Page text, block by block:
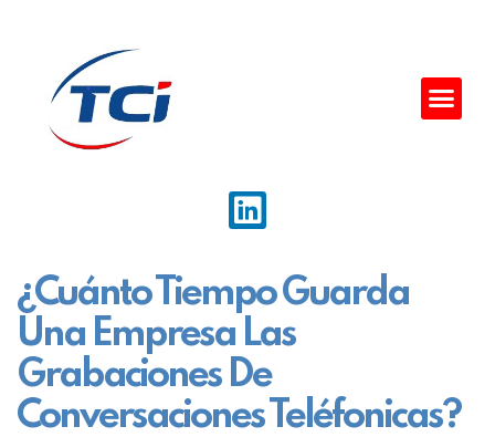
¿Cuánto Tiempo Guarda
Una Empresa Las
Grabaciones De
Conversaciones Teléfonicas?